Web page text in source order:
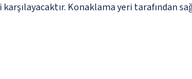
Konaklama yeri tarafından